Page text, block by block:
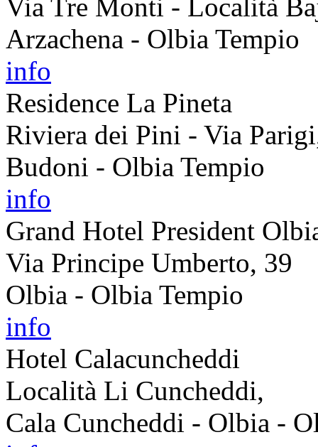
Via Tre Monti - Località
Arzachena - Olbia Tempio
info
Residence La Pineta
Riviera dei Pini - Via
Budoni - Olbia Tempio
info
Grand Hotel President
Via Principe Umberto, 39
Olbia - Olbia Tempio
info
Hotel Calacuncheddi
Località Li Cuncheddi,
Cala Cuncheddi - Olbia -